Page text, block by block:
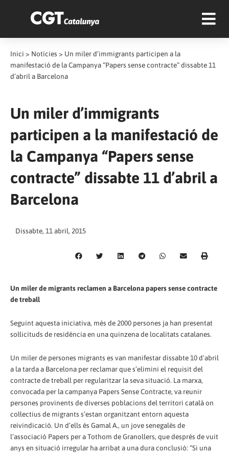
Inici > Notícies > Un miler d’immigrants participen a la
manifestació de la Campanya “Papers sense contracte” dissabte 11
d’abril a Barcelona
Un miler d’immigrants
participen a la manifestació de
la Campanya “Papers sense
contracte” dissabte 11 d’abril a
Barcelona
Dissabte, 11 abril, 2015
Un miler de migrants reclamen a Barcelona papers sense contracte
de treball
Seguint aquesta iniciativa, més de 2000 persones ja han presentat
sol·licituds de residència en una quinzena de localitats catalanes.
Un miler de persones migrants es van manifestar dissabte 10 d'abril
a la tarda a Barcelona per reclamar que s’elimini el requisit del
contracte de treball per regularitzar la seva situació. La marxa,
convocada per la campanya Papers Sense Contracte, va reunir
persones provinents de diverses poblacions del territori català on
col·lectius de migrants s’estan organitzant entorn aquesta
reivindicació. Un d’ells és Gamal A., un jove senegalès de
l’associació Papers per a Tothom de Granollers, que després de vuit
anys en situació irregular ha arribat a una dura conclusió: “Si una